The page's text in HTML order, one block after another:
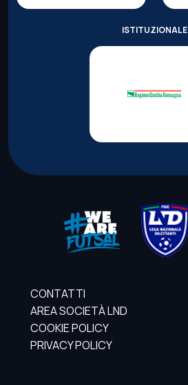
ISTITUZIONALE
CONTATTI
AREA SOCIETÀ LND
COOKIE POLICY
PRIVACY POLICY